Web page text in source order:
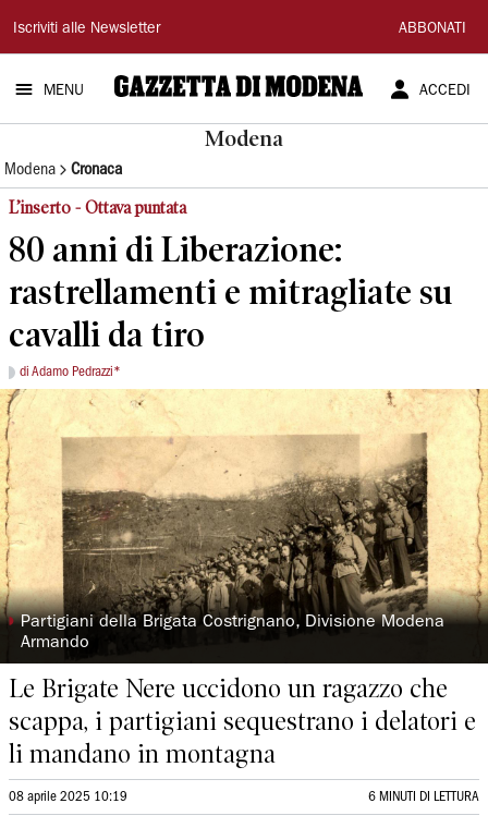
Gazzetta
di
Modena
Iscriviti alle Newsletter ABBONATI
MENU ACCEDI
Modena
Modena Cronaca
L’inserto - Ottava puntata
80 anni di Liberazione:
rastrellamenti e mitragliate su
cavalli da tiro
di Adamo Pedrazzi*
◗Partigiani della Brigata Costrignano, Divisione Modena
Armando
Le Brigate Nere uccidono un ragazzo che
scappa, i partigiani sequestrano i delatori e
li mandano in montagna
08 aprile 2025 10:19 6 MINUTI DI LETTURA